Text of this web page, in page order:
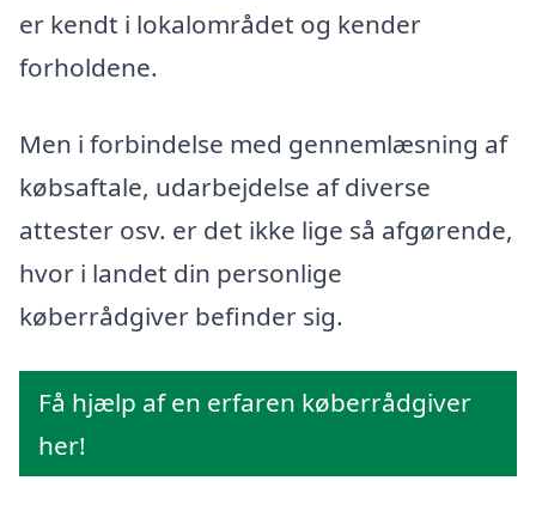
er kendt i lokalområdet og kender
forholdene.
Men i forbindelse med gennemlæsning af
købsaftale, udarbejdelse af diverse
attester osv. er det ikke lige så afgørende,
hvor i landet din personlige
køberrådgiver befinder sig.
Få hjælp af en erfaren køberrådgiver
her!